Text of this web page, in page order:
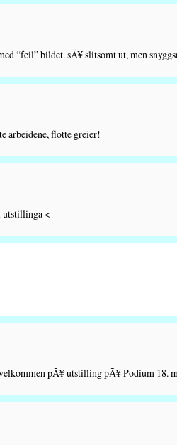
“feil” bildet. sÃ¥ slitsomt ut, men
arbeidene, flotte greier!
utstillinga <——–
pÃ¥ utstilling pÃ¥ Podium 18.